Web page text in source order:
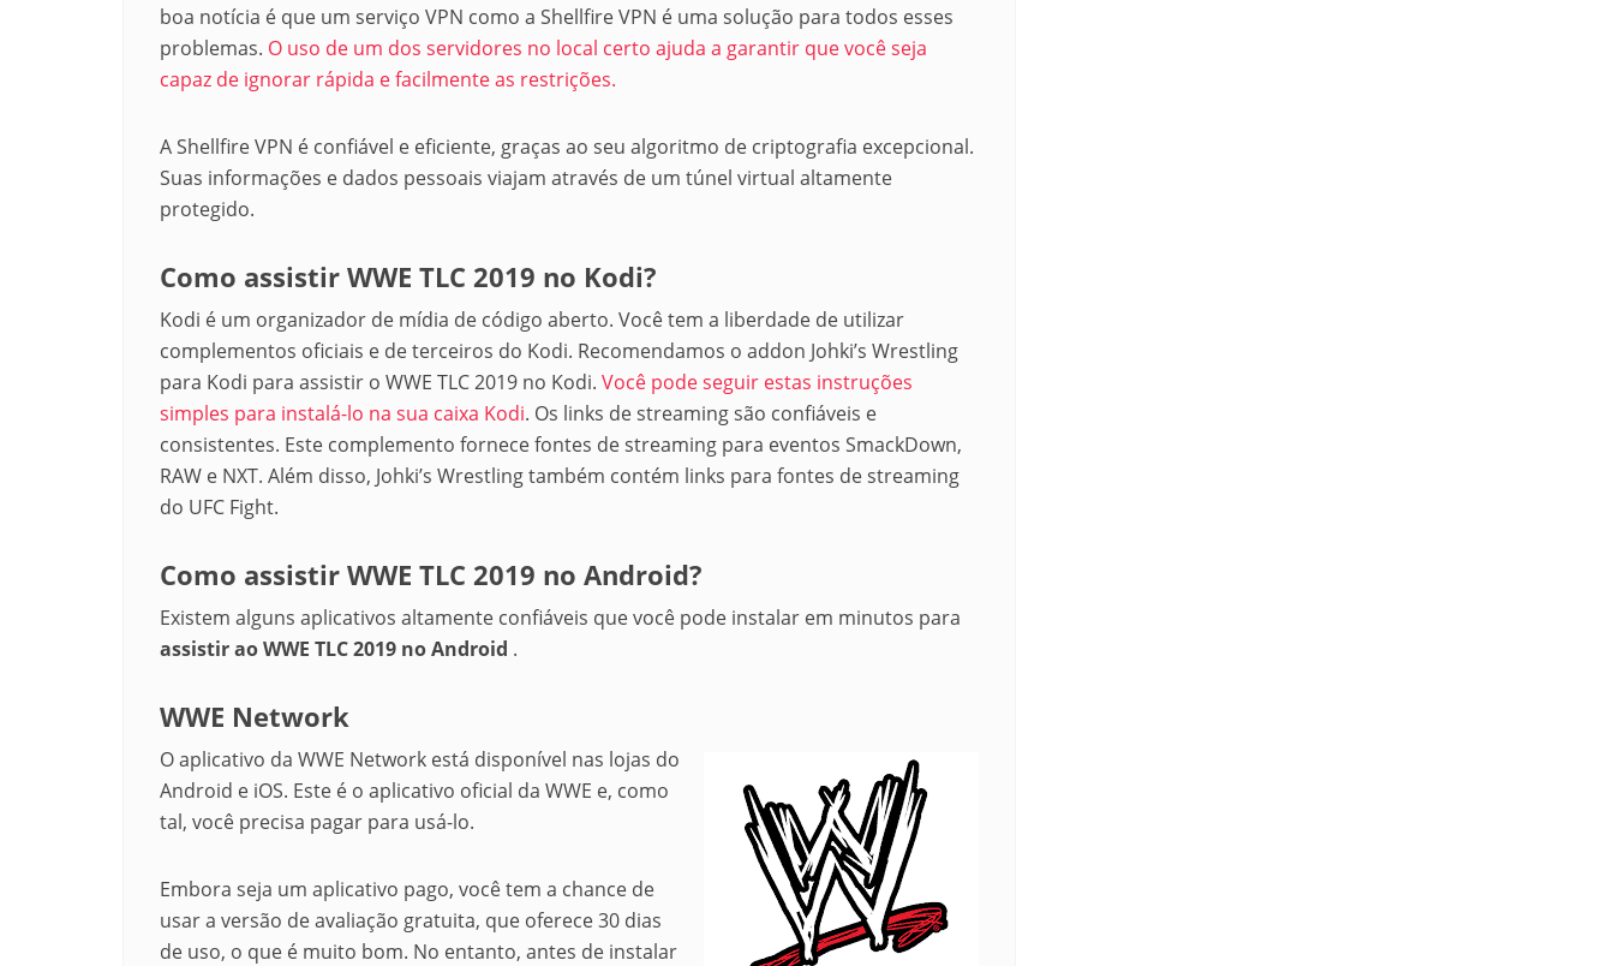
boa notícia é que um serviço VPN como a Shellfire VPN é uma solução para todos esses
problemas. O uso de um dos servidores no local certo ajuda a garantir que você seja
capaz de ignorar rápida e facilmente as restrições.
A Shellfire VPN é confiável e eficiente, graças ao seu algoritmo de criptografia excepcional.
Suas informações e dados pessoais viajam através de um túnel virtual altamente
protegido.
Como assistir WWE TLC 2019 no Kodi?
Kodi é um organizador de mídia de código aberto. Você tem a liberdade de utilizar
complementos oficiais e de terceiros do Kodi. Recomendamos o addon Johki’s Wrestling
para Kodi para assistir o WWE TLC 2019 no Kodi. Você pode seguir estas instruções
simples para instalá-lo na sua caixa Kodi. Os links de streaming são confiáveis ​​e
consistentes. Este complemento fornece fontes de streaming para eventos SmackDown,
RAW e NXT. Além disso, Johki’s Wrestling também contém links para fontes de streaming
do UFC Fight.
Como assistir WWE TLC 2019 no Android?
Existem alguns aplicativos altamente confiáveis ​​que você pode instalar em minutos para
assistiraoWWE TLC 2019 no Android .
WWE Network
O aplicativo da WWE Network está disponível nas lojas do
Android e iOS. Este é o aplicativo oficial da WWE e, como
tal, você precisa pagar para usá-lo.
Embora seja um aplicativo pago, você tem a chance de
usar a versão de avaliação gratuita, que oferece 30 dias
de uso, o que é muito bom. No entanto, antes de instalar